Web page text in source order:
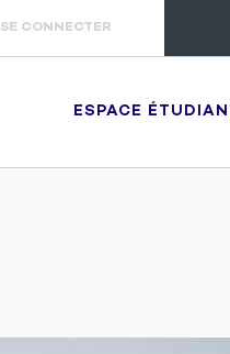
SE CONNECTER
ESPACE